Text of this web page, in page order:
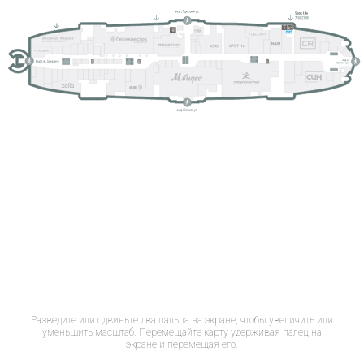
Разведите или сдвиньте два пальца на экране, чтобы увеличить или
уменьшить масштаб. Перемещайте карту удерживая палец на
экране и перемещая его.